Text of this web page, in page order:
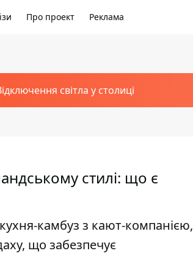
Про проект Реклама
світла у столиці
стилі: що є
камбуз з кают-компанією,
що забезпечує